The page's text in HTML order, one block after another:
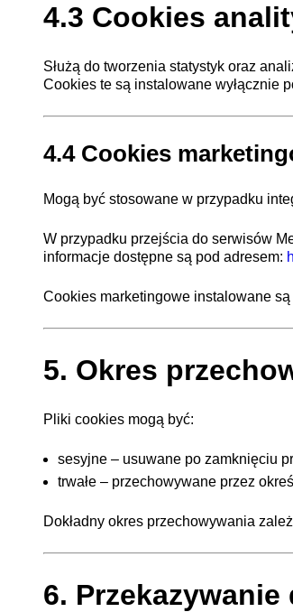
4.3 Cookies
Służą do tworzenia statystyk oraz
Cookies te są instalowane wyłącznie
4.4 Cookies
Mogą być stosowane w przypadku
W przypadku przejścia do serwisów
informacje dostępne są pod adresem:
Cookies marketingowe instalowane
5. Okres
Pliki cookies mogą być:
sesyjne – usuwane po zamknięciu
trwałe – przechowywane przez
Dokładny okres przechowywania
6. Przekazywanie